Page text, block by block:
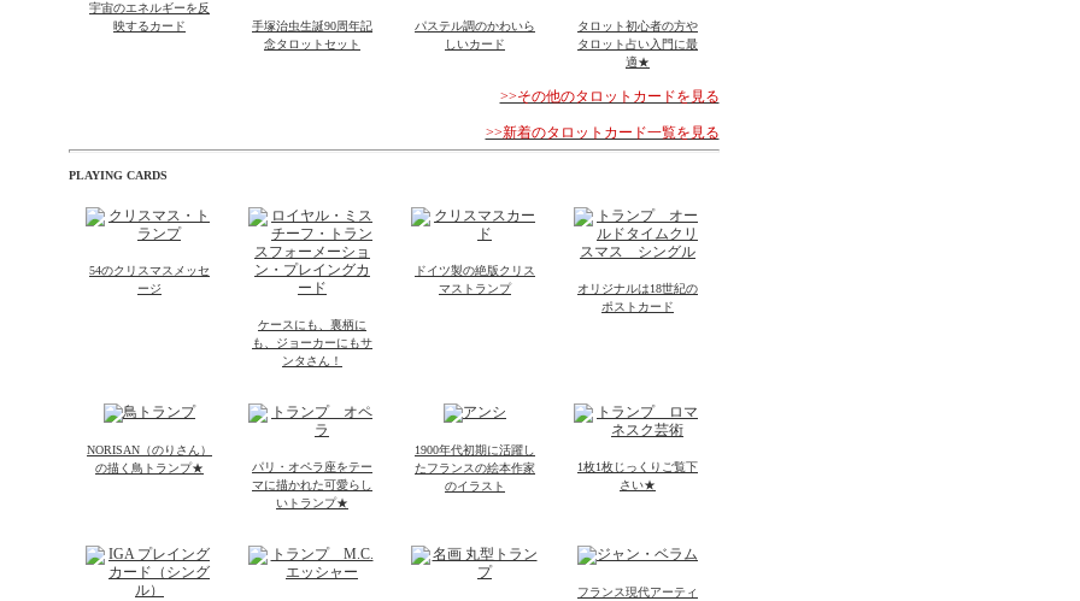
宇宙のエネルギーを反
映するカード
手塚治虫生誕90周年記
念タロットセット
パステル調のかわいら
しいカード
タロット初心者の方や
タロット占い入門に最
適★
>>その他のタロットカードを見る
>>新着のタロットカード一覧を見る
PLAYING CARDS
54のクリスマスメッセ
ージ
ケースにも、裏柄に
も、ジョーカーにもサ
ンタさん！
ドイツ製の絶版クリス
マストランプ
オリジナルは18世紀の
ポストカード
NORISAN（のりさん）
の描く鳥トランプ★
パリ・オペラ座をテー
マに描かれた可愛らし
いトランプ★
1900年代初期に活躍し
たフランスの絵本作家
のイラスト
1枚1枚じっくりご覧下
さい★
フランス現代アーティ